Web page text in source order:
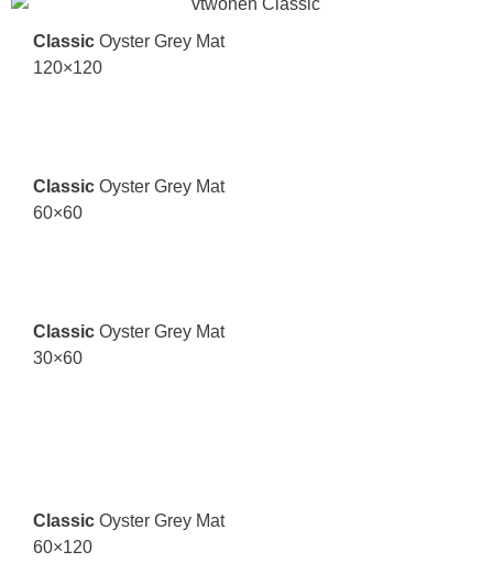
Classic Oyster Grey Mat
120×120
Classic Oyster Grey Mat
60×60
Classic Oyster Grey Mat
30×60
Classic Oyster Grey Mat
60×120